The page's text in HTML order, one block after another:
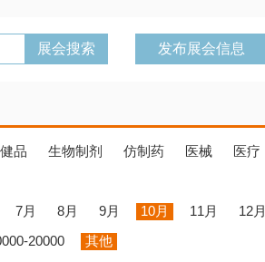
发布展会信息
品 生物制剂 仿制药 医械 医疗
7月 8月 9月 10月 11月
12月
20000
其他